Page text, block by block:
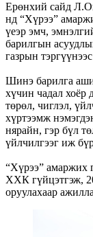
Ерөнхий сайд
нд “Хүрээ”
үеэр эмч,
барилгын
газрын
Шинэ барилга
хүчин чадал хоёр
төрөл, чиглэл,
хүртээмж
нярайн, гэр бүл
үйлчилгээг иж
“Хүрээ” амаржих
ХХК гүйцэтгэж,
оруулахаар